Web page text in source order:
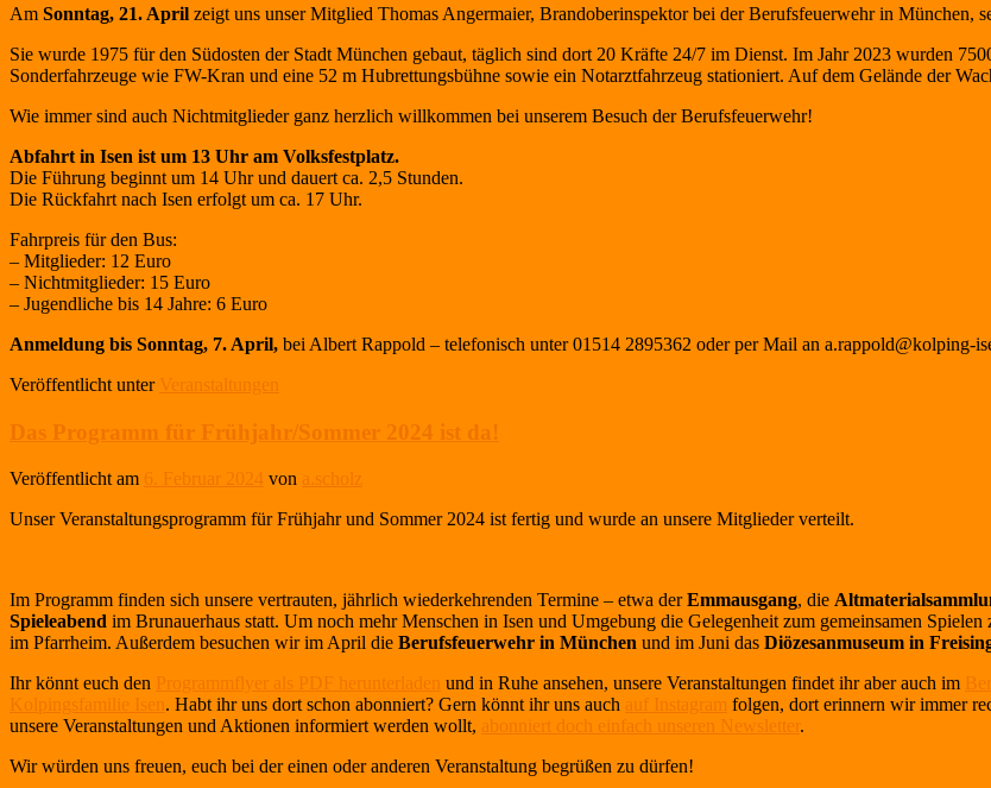
Am Sonntag, 21. April zeigt uns unser Mitglied Thomas Angermaier, Brandoberinspektor bei der Berufsfeuerwehr in München,
Sie wurde 1975 für den Südosten der Stadt München gebaut, täglich sind dort 20 Kräfte 24/7 im Dienst. Im Jahr 2023 wurden
Sonderfahrzeuge wie FW-Kran und eine 52 m Hubrettungsbühne sowie ein Notarztfahrzeug stationiert. Auf dem Gelände der
Wie immer sind auch Nichtmitglieder ganz herzlich willkommen bei unserem Besuch der Berufsfeuerwehr!
Abfahrt in Isen ist um 13 Uhr am Volksfestplatz.
Die Führung beginnt um 14 Uhr und dauert ca. 2,5 Stunden.
Die Rückfahrt nach Isen erfolgt um ca. 17 Uhr.
Fahrpreis für den Bus:
– Mitglieder: 12 Euro
– Nichtmitglieder: 15 Euro
– Jugendliche bis 14 Jahre: 6 Euro
Anmeldung bis Sonntag, 7. April, bei Albert Rappold – telefonisch unter 01514 2895362 oder per Mail an a.rappold@kolping-
Veröffentlicht unter Veranstaltungen
Das Programm für Frühjahr/Sommer 2024 ist da!
Veröffentlicht am 6. Februar 2024 von a.scholz
Unser Veranstaltungsprogramm für Frühjahr und Sommer 2024 ist fertig und wurde an unsere Mitglieder verteilt.
Im Programm finden sich unsere vertrauten, jährlich wiederkehrenden Termine – etwa derEmmausgang, die
Spieleabend im Brunauerhaus statt. Um noch mehr Menschen in Isen und Umgebung die Gelegenheit zum gemeinsamen
im Pfarrheim. Außerdem besuchen wir im April die Berufsfeuerwehr in München und im Juni das Diözesanmuseum in
Ihr könnt euch den Programmflyer als PDF herunterladen und in Ruhe ansehen, unsere Veranstaltungen findet ihr aber auch im
Kolpingsfamilie Isen . Habt ihr uns dort schon abonniert? Gern könnt ihr uns auch auf Instagram folgen, dort erinnern wir immer
unsere Veranstaltungen und Aktionen informiert werden wollt, abonniert doch einfach unseren Newsletter .
Wir würden uns freuen, euch bei der einen oder anderen Veranstaltung begrüßen zu dürfen!